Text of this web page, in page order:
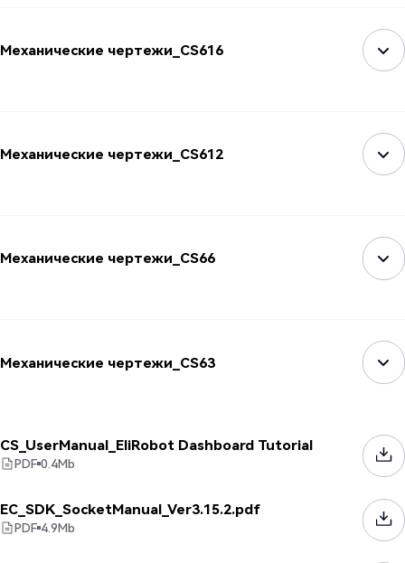
Механические чертежи_CS616
Механические чертежи_CS612
Механические чертежи_CS66
Механические чертежи_CS63
CS_UserManual_EliRobot Dashboard Tutorial
PDF 0.4Mb
EC_SDK_SocketManual_Ver3.15.2.pdf
PDF 4.9Mb